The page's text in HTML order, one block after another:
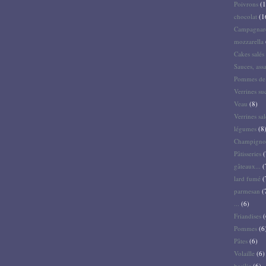
Poivrons
chocolat
mozzarella
Cakes
Sauces,
Pommes
Verrines
Veau (8)
Verrines
légumes (8)
Pâtisseries
gâteaux...
lard fumé
parmesan
... (6)
Friandises
Pommes
Pâtes (6)
Volaille (6)